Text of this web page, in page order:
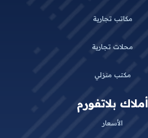
مكاتب تجارية
محلات تجارية
مكتب منزلي
أملاك بلاتفورم
الأسعار